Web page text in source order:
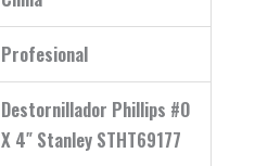
Profesional
Destornillador Phillips #0
X 4″ Stanley STHT69177